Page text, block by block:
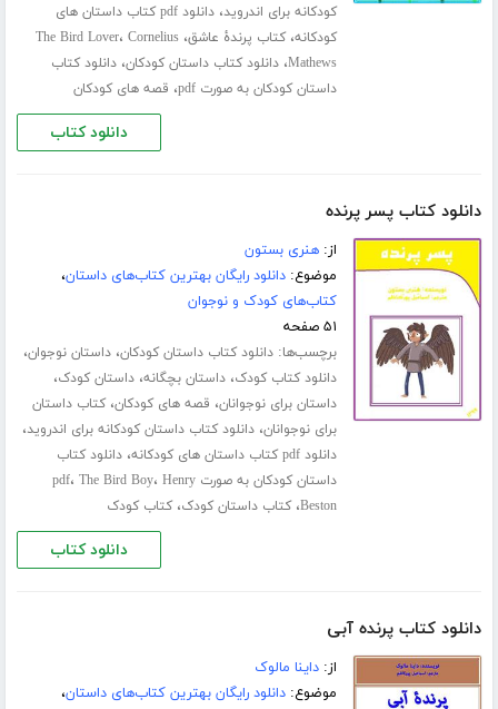
کودکانه برای اندروید،
دانلود pdf کتاب داستان های
کودکانه،کتاب پرندۀ عاشق، The Bird Lover، Cornelius
Mathews،دانلود کتاب داستان کودکان،دانلود کتاب
داستان کودکان به صورت pdf
، قصه های کودکان
دانلود کتاب
دانلود کتاب پسر پرنده
از:هنری بستون
موضوع:دانلود رایگان بهترین کتاب‌های داستان،
کتاب‌های کودک و نوجوان
۵۱ صفحه
برچسب‌ها:دانلود کتاب داستان کودکان،داستان نوجوان،
دانلود کتاب کودک،داستان بچگانه،داستان کودک،
داستان برای نوجوانان، قصه های کودکان،کتاب داستان
برای نوجوانان،دانلود کتاب داستان کودکانه برای اندروید،
دانلود pdf کتاب داستان های کودکانه ،دانلود کتاب
داستان کودکان به صورت pdf
، The Bird Boy، Henry
Beston،کتاب داستان کودک،کتاب کودک
دانلود کتاب
دانلود کتاب پرنده آبی
از:داینا مالوک
موضوع:دانلود رایگان بهترین کتاب‌های داستان،